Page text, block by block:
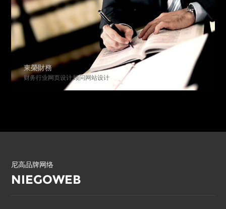
東榮財務
财务行业网页设计,顾问网站设计
尼高品牌网络
NIEGOWEB